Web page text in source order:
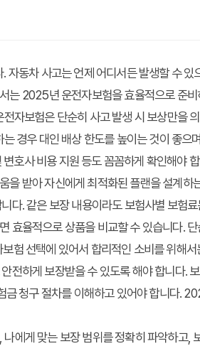
동차 사고는 언제 어디서든 발생할 수
는 2025년 운전자보험을 효율적으로 준
자보험은 단순히 사고 발생 시 보상만을
경우 대인 배상 한도를 높이는 것이 좋
호사 비용 지원 등도 꼼꼼하게 확인해
을 받아 자신에게 최적화된 플랜을 설계하
다. 같은 보장 내용이라도 보험사별 보험
효율적으로 상품을 비교할 수 있습니다.
험 선택에 있어서 합리적인 소비를 위해
전하게 보장받을 수 있도록 해야 합니다.
청구 절차를 이해하고 있어야 합니다.
에게 맞는 보장 범위를 정확히 파악하고